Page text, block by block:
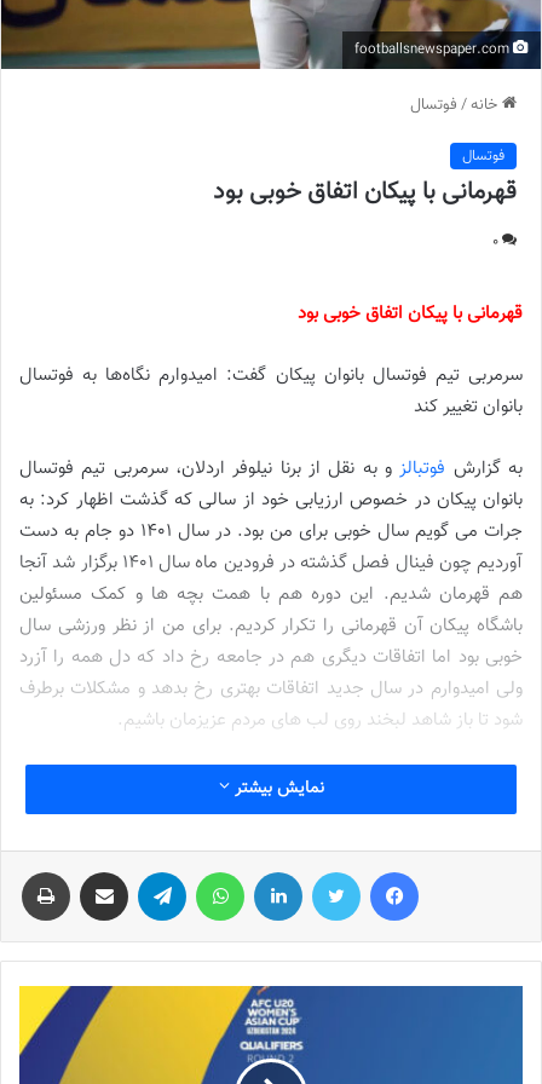
خانه/ فوتسال
فوتسال
قهرمانی با پیکان اتفاق خوبی بود
0
قهرمانی با پیکان اتفاق خوبی بود
سرمربی تیم فوتسال بانوان پیکان گفت: امیدوارم نگاه‌ها به فوتسال
بانوان تغییر کند
به گزارش فوتبالز و به نقل از برنا نیلوفر اردلان، سرمربی تیم فوتسال
بانوان پیکان در خصوص ارزیابی خود از سالی که گذشت اظهار کرد: به
جرات می گویم سال خوبی برای من بود. در سال 1401 دو جام به دست
آوردیم چون فینال فصل گذشته در فرودین ماه سال 1401 برگزار شد آنجا
هم قهرمان شدیم. این دوره هم با همت بچه ها و کمک مسئولین
باشگاه پیکان آن قهرمانی را تکرار کردیم. برای من از نظر ورزشی سال
خوبی بود اما اتفاقات دیگری هم در جامعه رخ داد که دل همه را آزرد
ولی امیدوارم در سال جدید اتفاقات بهتری رخ بدهد و مشکلات برطرف
شود تا باز شاهد لبخند روی لب های مردم عزیزمان باشیم.
سرمربی سابق تیم ملی فوتسال در ادامه درباره شرایط تیم ملی برای
سال جدید نیز گفت: امیدوارم در سال 1402 برگزاری جام ملت‌ها در AFC
تصویب شود چرا که این اتفاق کمک شایانی به فوتسال ما خواهد کرد. به
نوعی به برند فوتسال کمک می کند تا اسپانسرهای بیشتری جذب این
اردلان گفت: امیدوارم مسئولین یک برنامه ریزی قوی برای تیم ملی
داشته باشند تا جام ملت‌ها و هت تریک قهرمانی برایمان یک خطر تلقی
نشود. با این شرایط کسب سومین جام سخت خواهد بود ولی انتظار و
امید می‌رود نگاه‌ها در سال جدید به فوتسال بهتر و متفاوت باشد.
نمایش بیشتر